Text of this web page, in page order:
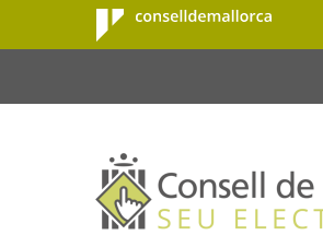
Salta al contingut principal
Consell de
Mallorca